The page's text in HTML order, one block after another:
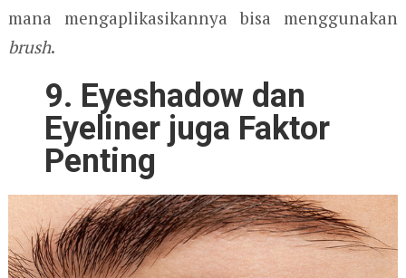
mana mengaplikasikannya bisa menggunakan
brush.
9. Eyeshadow dan
Eyeliner juga Faktor
Penting